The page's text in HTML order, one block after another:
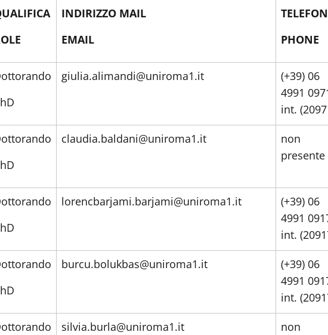
INDIRIZZO MAIL
EMAIL
PHONE
giulia.alimandi@uniroma1.it
(+39) 06
4991
int.
claudia.baldani@uniroma1.it
non
presente
lorencbarjami.barjami@uniroma1.it
(+39) 06
4991
int.
burcu.bolukbas@uniroma1.it
(+39) 06
4991
int.
silvia.burla@uniroma1.it
non